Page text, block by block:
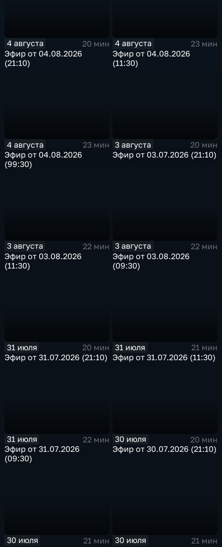
4 августа
20 мин
Эфир от 04.08.2026
(21:10)
4 августа
23 мин
Эфир от 04.08.2026
(11:30)
4 августа
23 мин
Эфир от 04.08.2026
(99:30)
3 августа
20 мин
Эфир от 03.07.2026 (21:10)
3 августа
22 мин
Эфир от 03.08.2026
(11:30)
3 августа
22 мин
Эфир от 03.08.2026
(09:30)
31 июля
20 мин
Эфир от 31.07.2026 (21:10)
31 июля
21 мин
Эфир от 31.07.2026 (11:30)
31 июля
22 мин
Эфир от 31.07.2026
(09:30)
30 июля
20 мин
Эфир от 30.07.2026 (21:10)
30 июля
21 мин
30 июля
21 мин